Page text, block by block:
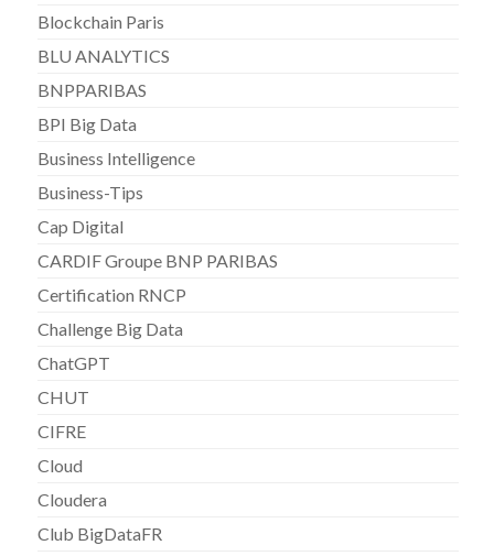
Blockchain Paris
BLU ANALYTICS
BNPPARIBAS
BPI Big Data
Business Intelligence
Business-Tips
Cap Digital
CARDIF Groupe BNP PARIBAS
Certification RNCP
Challenge Big Data
ChatGPT
CHUT
CIFRE
Cloud
Cloudera
Club BigDataFR